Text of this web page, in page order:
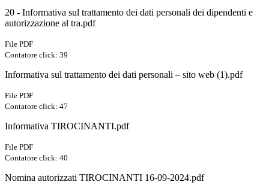
20 - Informativa sul trattamento dei dati personali dei dipendenti e
autorizzazione al tra.pdf
File PDF
Contatore click: 39
Informativa sul trattamento dei dati personali – sito web (1).pdf
File PDF
Contatore click: 47
Informativa TIROCINANTI.pdf
File PDF
Contatore click: 40
Nomina autorizzati TIROCINANTI 16-09-2024.pdf